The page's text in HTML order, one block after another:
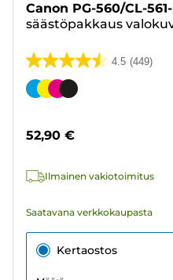
Canon PG-560/CL-
säästöpakkaus
4.5 (449)
4.5/5
tähteä.
Värikasetti
52,90 €
Ilmainen vakiotoimitus
Saatavana verkkokaupasta
Kertaostos